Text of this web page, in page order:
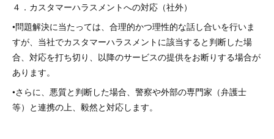
４．カスタマーハラスメントへの対応（社外）
•問題解決に当たっては、合理的かつ理性的な話し合いを行いま
すが、当社でカスタマーハラスメントに該当すると判断した場
合、対応を打ち切り、以降のサービスの提供をお断りする場合が
あります。
•さらに、悪質と判断した場合、警察や外部の専門家（弁護士
等）と連携の上、毅然と対応します。